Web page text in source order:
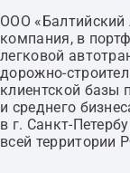
ООО «Балтийский
компания, в
легковой
дорожно-
клиентской базы
и среднего
в г. Санкт-
всей территории